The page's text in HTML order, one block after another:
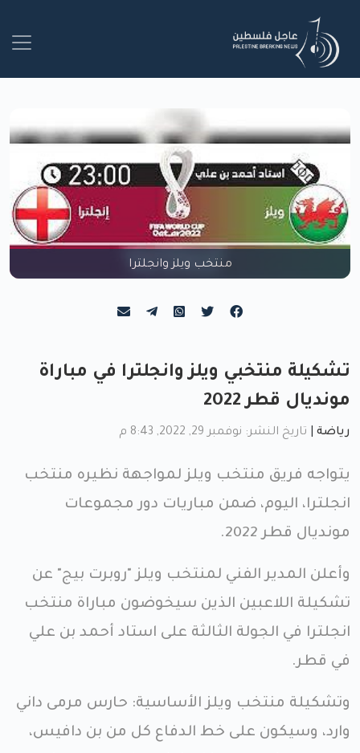
منتخب ويلز وانجلترا
تشكيلة منتخبي ويلز وانجلترا في مباراة
مونديال قطر 2022
رياضة تاريخ النشر: نوفمبر 29, 2022, 8:43 م
يتواجه فريق منتخب ويلز لمواجهة نظيره منتخب
انجلترا، اليوم، ضمن مباريات دور مجموعات
مونديال قطر 2022.
وأعلن المدير الفني لمنتخب ​ويلز​ "روبرت بيج" عن
تشكيلة اللاعبين الذين سيخوضون مباراة ​منتخب
انجلترا​ في الجولة الثالثة على استاد أحمد بن علي
في قطر.
وتشكيلة منتخب ويلز الأساسية: حارس مرمى داني
وارد، وسيكون على خط الدفاع كل من بن دافيس،